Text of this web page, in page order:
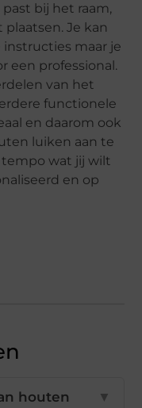
bij het raam,
Je kan
maar je
een professional.
van het
functionele
en daarom ook
luiken aan te
wat jij wilt
en op
houten
▼